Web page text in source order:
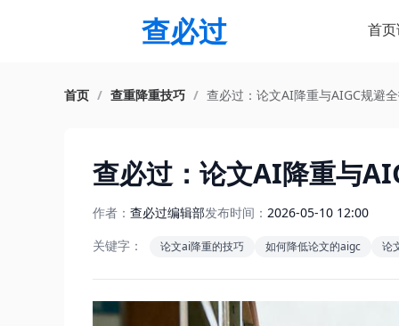
查必过 首页
首页 / 查重降重技巧 / 查必过：论文AI降重与AIGC规避
查必过：论文AI降重与
作者： 查必过编辑部发布时间： 2026-05-10 12:00
关键字：
论文ai降重的技巧 如何降低论文的aigc 论